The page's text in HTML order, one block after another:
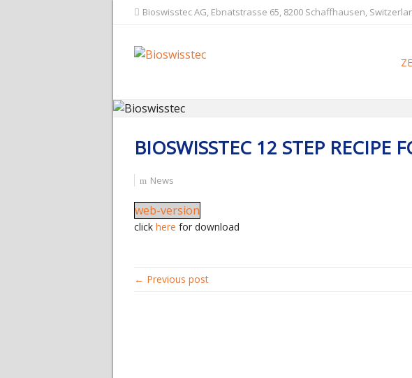
Bioswisstec AG, Ebnatstrasse 65, 8200 Schaffhausen,
BIOSWISSTEC 12 STEP RECIPE
News
web-version
click here for download
← Previous post